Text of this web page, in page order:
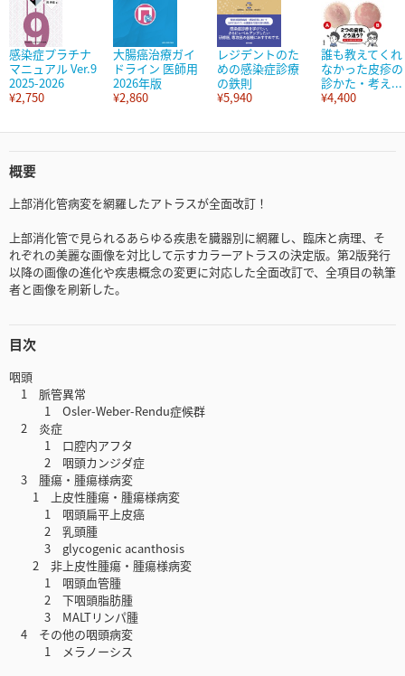
感染症プラチナ
マニュアル Ver.9
2025-2026
¥2,750
大腸癌治療ガイ
ドライン 医師用
2026年版
¥2,860
レジデントのた
めの感染症診療
の鉄則
¥5,940
誰も教えてくれ
なかった皮疹の
診かた・考え...
¥4,400
概要
上部消化管病変を網羅したアトラスが全面改訂！
上部消化管で見られるあらゆる疾患を臓器別に網羅し、臨床と病理、そ
れぞれの美麗な画像を対比して示すカラーアトラスの決定版。第2版発行
以降の画像の進化や疾患概念の変更に対応した全面改訂で、全項目の執筆
者と画像を刷新した。
目次
咽頭
1 脈管異常
1 Osler-Weber-Rendu症候群
2 炎症
1 口腔内アフタ
2 咽頭カンジダ症
3 腫瘍・腫瘍様病変
1 上皮性腫瘍・腫瘍様病変
1 咽頭扁平上皮癌
2 乳頭腫
3 glycogenic acanthosis
2 非上皮性腫瘍・腫瘍様病変
1 咽頭血管腫
2 下咽頭脂肪腫
3 MALTリンパ腫
4 その他の咽頭病変
1 メラノーシス